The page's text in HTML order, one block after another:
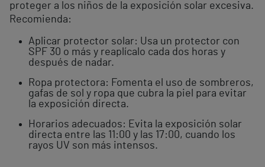
proteger a los niños de la exposición solar excesiva.
Recomienda:
Aplicar protector solar: Usa un protector con
SPF 30 o más y reaplícalo cada dos horas y
después de nadar.
Ropa protectora: Fomenta el uso de sombreros,
gafas de sol y ropa que cubra la piel para evitar
la exposición directa.
Horarios adecuados: Evita la exposición solar
directa entre las 11:00 y las 17:00, cuando los
rayos UV son más intensos.